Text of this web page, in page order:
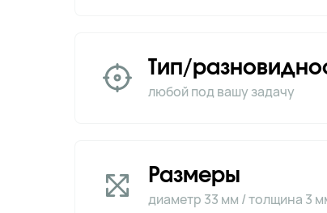
Тип/
любой под вашу задачу
Размеры
диаметр 33 мм / толщина 3